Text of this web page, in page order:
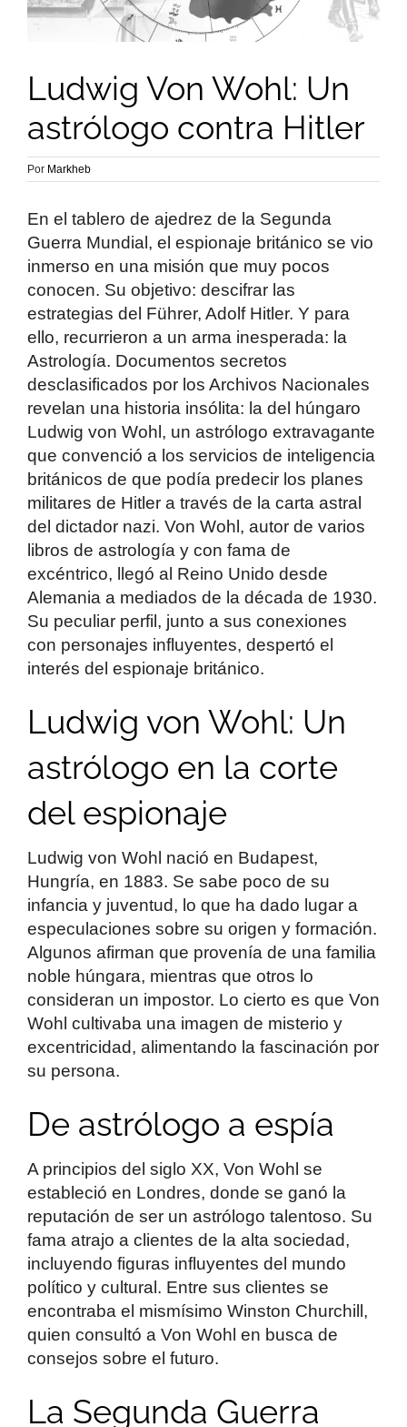
Ludwig Von Wohl: Un
astrólogo contra Hitler
Por Markheb
En el tablero de ajedrez de la Segunda
Guerra Mundial, el espionaje británico se vio
inmerso en una misión que muy pocos
conocen. Su objetivo: descifrar las
estrategias del Führer, Adolf Hitler. Y para
ello, recurrieron a un arma inesperada: la
Astrología. Documentos secretos
desclasificados por los Archivos Nacionales
revelan una historia insólita: la del húngaro
Ludwig von Wohl, un astrólogo extravagante
que convenció a los servicios de inteligencia
británicos de que podía predecir los planes
militares de Hitler a través de la carta astral
del dictador nazi. Von Wohl, autor de varios
libros de astrología y con fama de
excéntrico, llegó al Reino Unido desde
Alemania a mediados de la década de 1930.
Su peculiar perfil, junto a sus conexiones
con personajes influyentes, despertó el
interés del espionaje británico.
Ludwig von Wohl: Un
astrólogo en la corte
del espionaje
Ludwig von Wohl nació en Budapest,
Hungría, en 1883. Se sabe poco de su
infancia y juventud, lo que ha dado lugar a
especulaciones sobre su origen y formación.
Algunos afirman que provenía de una familia
noble húngara, mientras que otros lo
consideran un impostor. Lo cierto es que Von
Wohl cultivaba una imagen de misterio y
excentricidad, alimentando la fascinación por
su persona.
De astrólogo a espía
A principios del siglo XX, Von Wohl se
estableció en Londres, donde se ganó la
reputación de ser un astrólogo talentoso. Su
fama atrajo a clientes de la alta sociedad,
incluyendo figuras influyentes del mundo
político y cultural. Entre sus clientes se
encontraba el mismísimo Winston Churchill,
quien consultó a Von Wohl en busca de
consejos sobre el futuro.
La Segunda Guerra